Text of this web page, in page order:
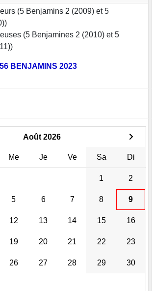
(5 Benjamins 2 (2009) et 5
(5 Benjamines 2 (2010) et 5
BENJAMINS 2023
Août 2026
Me Je Ve Sa Di
1 2
5 6 7 8 9
12 13 14 15 16
19 20 21 22 23
26 27 28 29 30